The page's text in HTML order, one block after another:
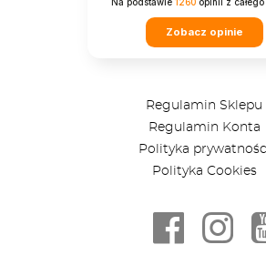
Na podstawie 1260 opinii z
Zobacz opinie
Regulamin Sklepu
Regulamin Konta
Polityka
Polityka Cookies